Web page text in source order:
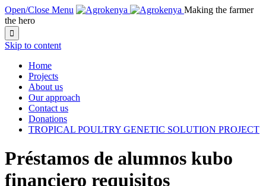
Open/Close Menu
Making the farmer
the hero

Skip to content
Home
Projects
About us
Our approach
Contact us
Donations
TROPICAL POULTRY GENETIC SOLUTION PROJECT
Préstamos de alumnos kubo
financiero requisitos